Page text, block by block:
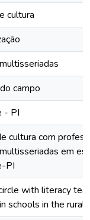
cultura
campo
- PI
cultura com
em
PI
with literacy
schools in the rural